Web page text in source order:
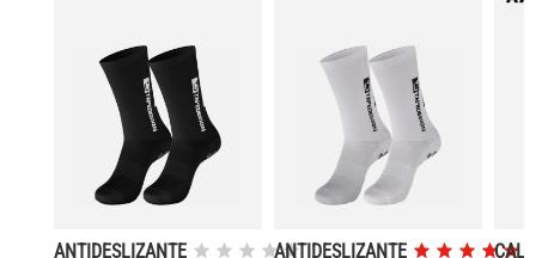
ANTIDESLIZANTE
ANTIDESLIZANTE